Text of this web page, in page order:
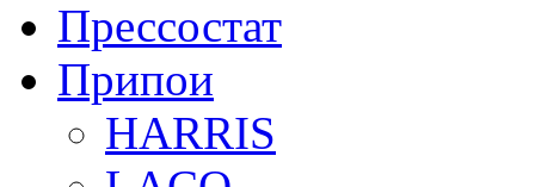
Прессостат
Припои
HARRIS